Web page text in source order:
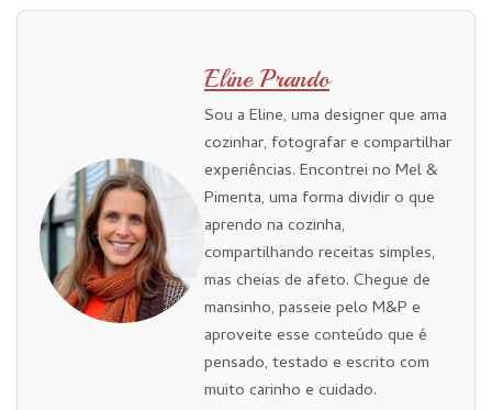
Eline Prando
Sou a Eline, uma designer que ama
cozinhar, fotografar e compartilhar
experiências. Encontrei no Mel &
Pimenta, uma forma dividir o que
aprendo na cozinha,
compartilhando receitas simples,
mas cheias de afeto. Chegue de
mansinho, passeie pelo M&P e
aproveite esse conteúdo que é
pensado, testado e escrito com
muito carinho e cuidado.